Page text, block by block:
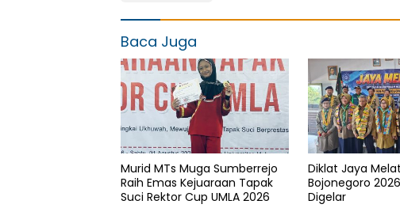
Baca Juga
Murid MTs Muga Sumberrejo
Raih Emas Kejuaraan Tapak
Suci Rektor Cup UMLA 2026
Diklat Jaya
Bojonegoro
Digelar